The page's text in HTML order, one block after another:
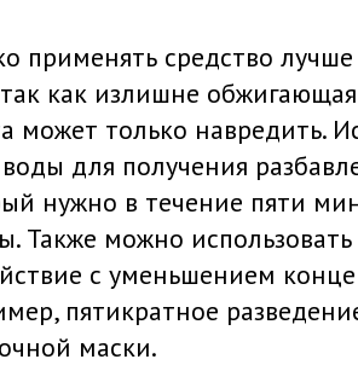
применять средство
как излишне
может только навредить.
воды для получения
нужно в течение пяти
Также можно
с уменьшением
пятикратное
маски.